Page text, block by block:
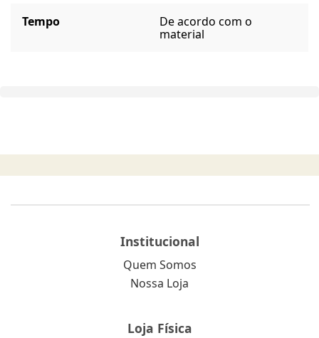
Tempo
De acordo com o
material
Institucional
Quem Somos
Nossa Loja
Loja Física